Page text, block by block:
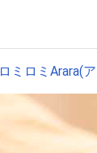
ロミロミArara(ア